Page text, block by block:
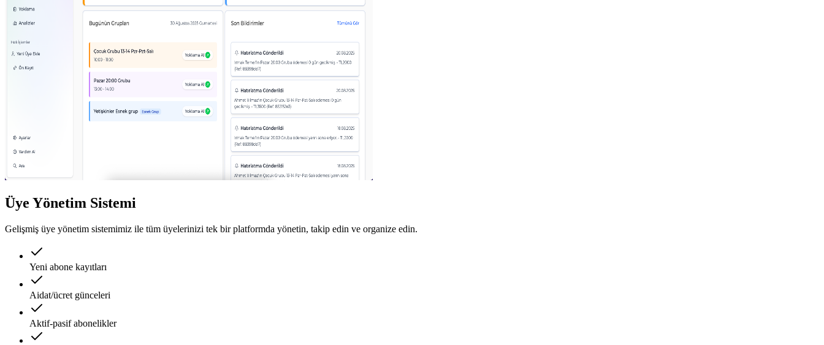
Üye Yönetim Sistemi
Gelişmiş üye yönetim sistemimiz ile tüm üyelerinizi tek bir platformda yönetin, takip edin ve organize edin.
Yeni abone kayıtları
Aidat/ücret günceleri
Aktif-pasif abonelikler